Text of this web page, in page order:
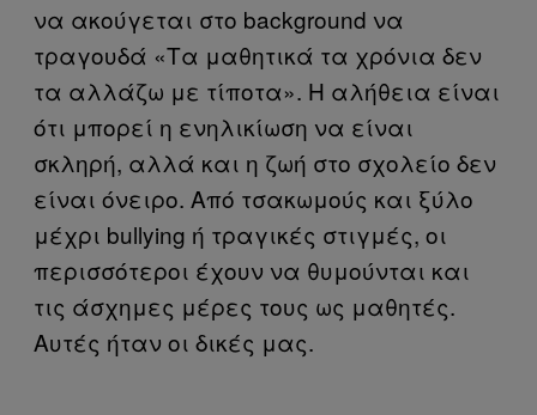
να ακούγεται στο background να
τραγουδά «Τα μαθητικά τα χρόνια δεν
τα αλλάζω με τίποτα». Η αλήθεια είναι
ότι μπορεί η ενηλικίωση να είναι
σκληρή, αλλά και η ζωή στο σχολείο δεν
είναι όνειρο. Από τσακωμούς και ξύλο
μέχρι bullying ή τραγικές στιγμές, οι
περισσότεροι έχουν να θυμούνται και
τις άσχημες μέρες τους ως μαθητές.
Αυτές ήταν οι δικές μας.